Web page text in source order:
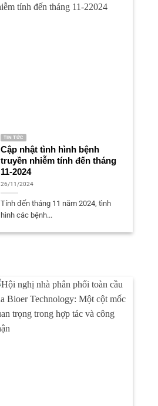
TIN TỨC
Cập nhật tình hình bệnh
truyền nhiễm tính đến tháng
11-2024
26/11/2024
Tính đến tháng 11 năm 2024, tình
hình các bệnh...